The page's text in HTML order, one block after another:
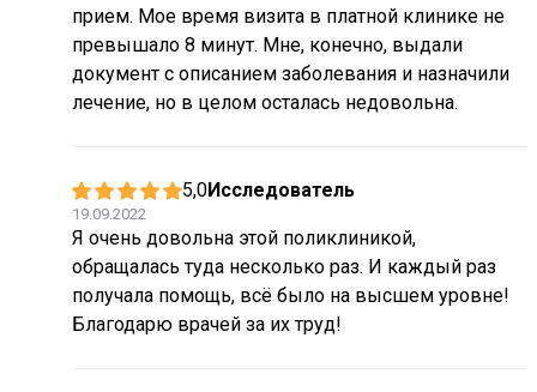
прием. Мое время визита в платной клинике не
превышало 8 минут. Мне, конечно, выдали
документ с описанием заболевания и назначили
лечение, но в целом осталась недовольна.
5,0Исследователь
19.09.2022
Я очень довольна этой поликлиникой,
обращалась туда несколько раз. И каждый раз
получала помощь, всё было на высшем уровне!
Благодарю врачей за их труд!